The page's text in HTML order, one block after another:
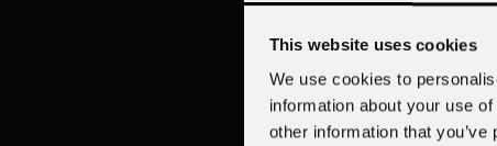
This website uses cookies
We use cookies to
information about your use
other information that